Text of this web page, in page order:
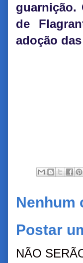
guarnição.
de
adoção
Nenhum
Postar
NÃO